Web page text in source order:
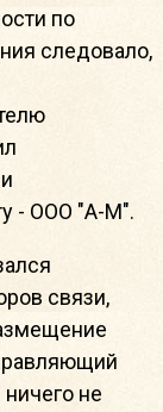
по
следовало,
- ООО "А-М".
связи,
не